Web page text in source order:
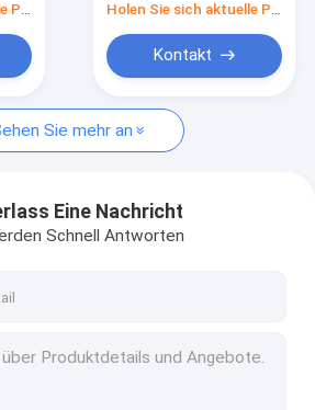
Holen Sie sich aktuelle Preis
Color Imaging
Holen Sie sich aktuelle Preis
Kontakt
Sie mehr an
Eine Nachricht
Schnell Antworten